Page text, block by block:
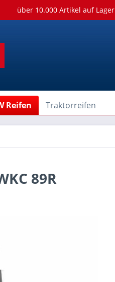
über 10.000 Artikel auf Lager
Reifen Traktorreifen
89R